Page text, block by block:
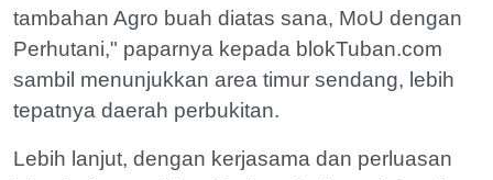
tambahan Agro buah diatas sana, MoU dengan
Perhutani," paparnya kepada blokTuban.com
sambil menunjukkan area timur sendang, lebih
tepatnya daerah perbukitan.
Lebih lanjut, dengan kerjasama dan ‎perluasan